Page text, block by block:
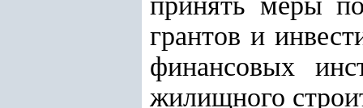
грантов и
финансовых
жилищного